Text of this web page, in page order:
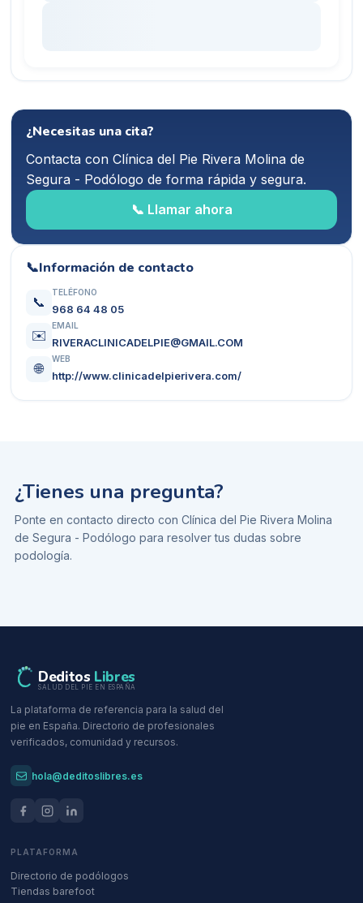
¿Necesitas una cita?
Contacta conClínica del Pie Rivera Molina de
Segura - Podólogo de forma rápida y segura.
📞 Llamar ahora
📞Información de contacto
📞
TELÉFONO
968 64 48 05
✉️
EMAIL
RIVERACLINICADELPIE@GMAIL.COM
🌐
WEB
http://www.clinicadelpierivera.com/
¿Tienes una pregunta?
Ponte en contacto directo con Clínica del Pie Rivera Molina
de Segura - Podólogo para resolver tus dudas sobre
podología.
Deditos Libres
SALUD DEL PIE EN ESPAÑA
La plataforma de referencia para la salud del
pie en España. Directorio de profesionales
verificados, comunidad y recursos.
hola@deditoslibres.es
PLATAFORMA
Directorio de podólogos
Tiendas barefoot